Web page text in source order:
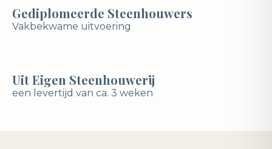
Gediplomeerde Steenhouwers
Vakbekwame uitvoering
Uit Eigen Steenhouwerij
een levertijd van ca. 3 weken